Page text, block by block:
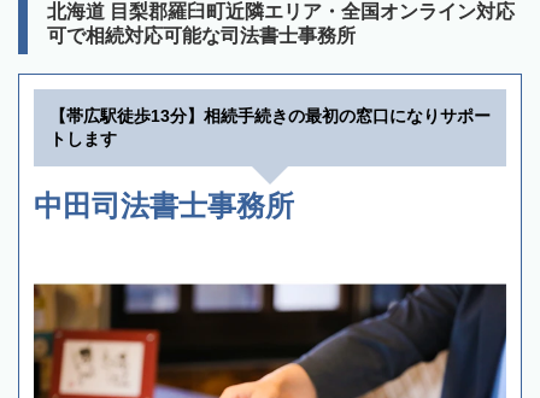
北海道 目梨郡羅臼町近隣エリア・全国オンライン対応
可で相続対応可能な司法書士事務所
【帯広駅徒歩13分】相続手続きの最初の窓口になりサポー
トします
中田司法書士事務所